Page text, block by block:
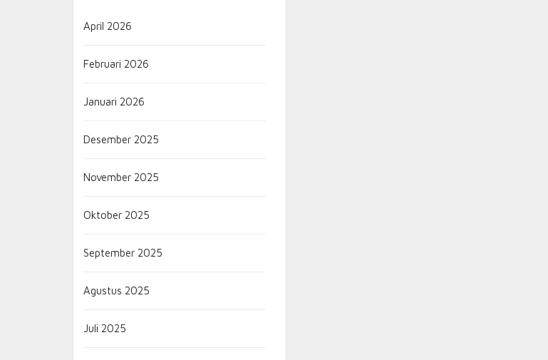
April 2026
Februari 2026
Januari 2026
Desember 2025
November 2025
Oktober 2025
September 2025
Agustus 2025
Juli 2025